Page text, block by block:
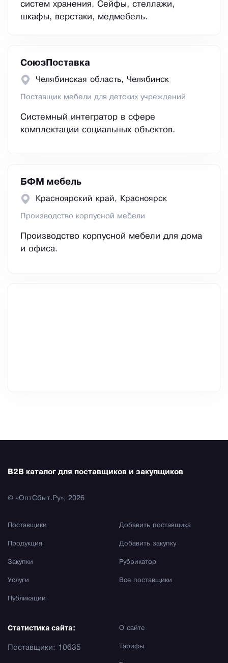
систем хранения. Сейфы, стеллажи,
шкафы, верстаки, медмебель.
СоюзПоставка
Челябинская область, Челябинск
Поставщик мебели для детских учреждений
Системный интегратор в сфере
комплектации социальных объектов.
БФМ мебель
Красноярский край, Красноярск
Производство корпусной мебели
Производство корпусной мебели для дома
и офиса.
B2B каталог для поставщиков и закупщиков
© «ОптСбыт.Ру», 2026
Поставщики
Продукция
Закупки
Услуги
Публикации
Добавить поставщика
Добавить закупку
Рубрикатор
Все поставщики
О сайте
Тарифы
Статистика сайта:
Поставщики: 10635